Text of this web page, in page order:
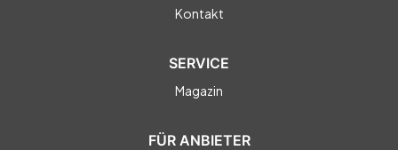
Kontakt
SERVICE
Magazin
FÜR ANBIETER